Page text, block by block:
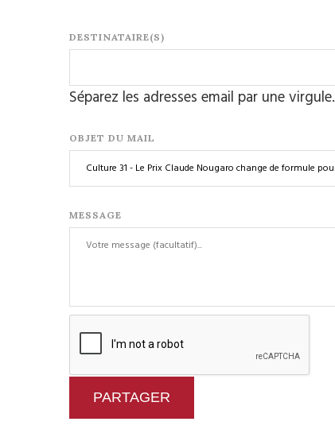
DESTINATAIRE(S)
Séparez les adresses email par une virgule.
OBJET DU MAIL
MESSAGE
PARTAGER